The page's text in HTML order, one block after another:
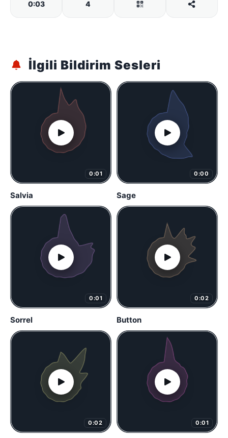
0:03 4
İlgili Bildirim Sesleri
0:01
Salvia
0:00
Sage
0:01
Sorrel
0:02
Button
0:02 0:01